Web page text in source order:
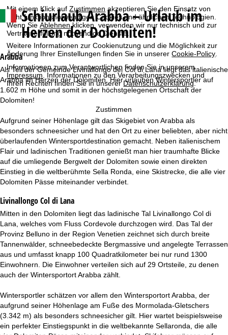
Mit einem Klick aufZustimmen akzeptieren Sie den Einsatz von
nicht funktionsnotwendigen Cookies und ähnlichen Technologien.
Wenn SieAblehnenklicken, verwenden wir nur technisch und zur
Vertragserfüllung notwendige Dienste.
Weitere Informationen zur Cookienutzung und die Möglichkeit zur
Änderung Ihrer Einstellungen finden Sie in unsererCookie-Policy.
Informationen zum Verantwortlichen finden Sie in unserem
Impressum. Informationen zu den Verarbeitungszwecken und
Ihren Rechten finden Sie in unsererDatenschutzerklärung.
Zustimmen
t
a
r
t
i
t
e
SchiurlaubArabba – Urlaub im
Herzen der Dolomiten!
Arabba
Als Teil der Gemeinde Livinallongo del Col di Lana liegt das italienische
Arabba im Herzen der Dolomiten. Hier urlauben Wintersportler auf
1.602 m Höhe und somit in der höchstgelegenen Ortschaft der
Dolomiten!
Aufgrund seiner Höhenlage gilt das Skigebiet von Arabba als
besonders schneesicher und hat den Ort zu einer beliebten, aber nicht
überlaufenden Wintersportdestination gemacht. Neben italienischem
Flair und ladinischen Traditionen genießt man hier traumhafte Blicke
auf die umliegende Bergwelt der Dolomiten sowie einen direkten
Einstieg in die weltberühmte Sella Ronda, eine Skistrecke, die alle vier
Dolomiten Pässe miteinander verbindet.
Livinallongo Col di Lana
Mitten in den Dolomiten liegt das ladinische Tal Livinallongo Col di
Lana, welches vom Fluss Cordevole durchzogen wird. Das Tal der
Provinz Belluno in der Region Venetien zeichnet sich durch breite
Tannenwälder, schneebedeckte Bergmassive und angelegte Terrassen
aus und umfasst knapp 100 Quadratkilometer bei nur rund 1300
Einwohnern. Die Einwohner verteilen sich auf 29 Ortsteile, zu denen
auch der Wintersportort Arabba zählt.
Wintersportler schätzen vor allem den Wintersportort Arabba, der
aufgrund seiner Höhenlage am Fuße des Mormolada-Gletschers
(3.342 m) als besonders schneesicher gilt. Hier wartet beispielsweise
ein perfekter Einstiegspunkt in die weltbekannte Sellaronda, die alle